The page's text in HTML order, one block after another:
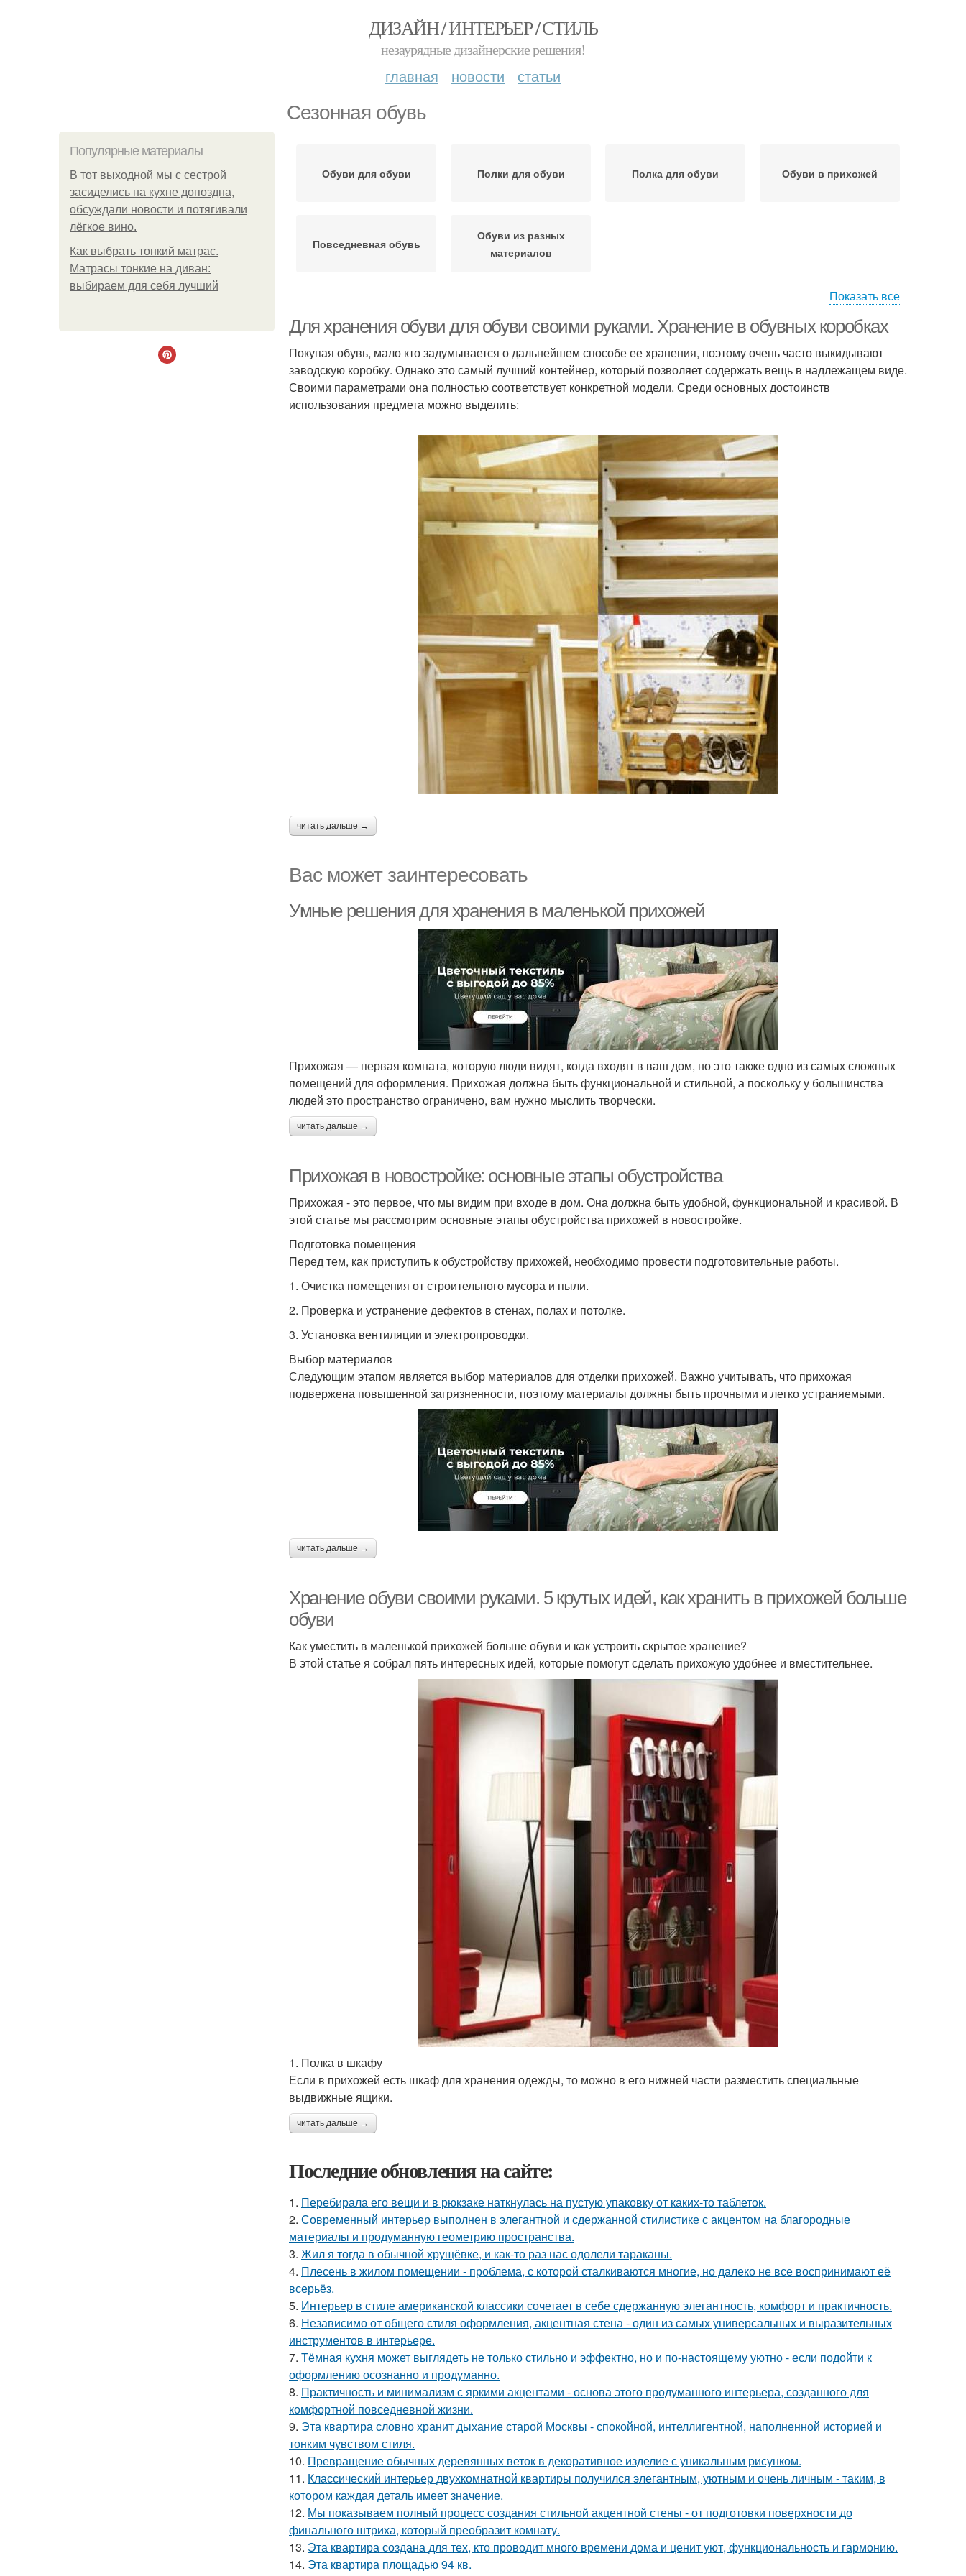
ДИЗАЙН / ИНТЕРЬЕР / СТИЛЬ
незаурядные дизайнерские решения!
главная новости статьи
Сезонная обувь
Популярные материалы
В тот выходной мы с сестрой
засиделись на кухне допоздна,
обсуждали новости и потягивали
лёгкое вино.
Как выбрать тонкий матрас.
Матрасы тонкие на диван:
выбираем для себя лучший
Обуви для обуви Полки для обуви Полка для обуви Обуви в прихожей
Повседневная обувь
Обуви из разных
материалов
Показать все
Для хранения обуви для обуви своими руками. Хранение в обувных коробках
Покупая обувь, мало кто задумывается о дальнейшем способе ее хранения, поэтому очень часто выкидывают
заводскую коробку. Однако это самый лучший контейнер, который позволяет содержать вещь в надлежащем виде.
Своими параметрами она полностью соответствует конкретной модели. Среди основных достоинств
использования предмета можно выделить:
читать дальше →
Вас может заинтересовать
Умные решения для хранения в маленькой прихожей
Прихожая — первая комната, которую люди видят, когда входят в ваш дом, но это также одно из самых сложных
помещений для оформления. Прихожая должна быть функциональной и стильной, а поскольку у большинства
людей это пространство ограничено, вам нужно мыслить творчески.
читать дальше →
Прихожая в новостройке: основные этапы обустройства
Прихожая - это первое, что мы видим при входе в дом. Она должна быть удобной, функциональной и красивой. В
этой статье мы рассмотрим основные этапы обустройства прихожей в новостройке.
Подготовка помещения
Перед тем, как приступить к обустройству прихожей, необходимо провести подготовительные работы.
1. Очистка помещения от строительного мусора и пыли.
2. Проверка и устранение дефектов в стенах, полах и потолке.
3. Установка вентиляции и электропроводки.
Выбор материалов
Следующим этапом является выбор материалов для отделки прихожей. Важно учитывать, что прихожая
подвержена повышенной загрязненности, поэтому материалы должны быть прочными и легко устраняемыми.
читать дальше →
Хранение обуви своими руками. 5 крутых идей, как хранить в прихожей больше
обуви
Как уместить в маленькой прихожей больше обуви и как устроить скрытое хранение?
В этой статье я собрал пять интересных идей, которые помогут сделать прихожую удобнее и вместительнее.
1. Полка в шкафу
Если в прихожей есть шкаф для хранения одежды, то можно в его нижней части разместить специальные
выдвижные ящики.
читать дальше →
Последние обновления на сайте:
1. Перебирала его вещи и в рюкзаке наткнулась на пустую упаковку от каких-то таблеток.
2. Современный интерьер выполнен в элегантной и сдержанной стилистике с акцентом на благородные
материалы и продуманную геометрию пространства.
3. Жил я тогда в обычной хрущёвке, и как-то раз нас одолели тараканы.
4. Плесень в жилом помещении - проблема, с которой сталкиваются многие, но далеко не все воспринимают её
всерьёз.
5. Интерьер в стиле американской классики сочетает в себе сдержанную элегантность, комфорт и практичность.
6. Независимо от общего стиля оформления, акцентная стена - один из самых универсальных и выразительных
инструментов в интерьере.
7. Тёмная кухня может выглядеть не только стильно и эффектно, но и по-настоящему уютно - если подойти к
оформлению осознанно и продуманно.
8. Практичность и минимализм с яркими акцентами - основа этого продуманного интерьера, созданного для
комфортной повседневной жизни.
9. Эта квартира словно хранит дыхание старой Москвы - спокойной, интеллигентной, наполненной историей и
тонким чувством стиля.
10. Превращение обычных деревянных веток в декоративное изделие с уникальным рисунком.
11. Классический интерьер двухкомнатной квартиры получился элегантным, уютным и очень личным - таким, в
котором каждая деталь имеет значение.
12. Мы показываем полный процесс создания стильной акцентной стены - от подготовки поверхности до
финального штриха, который преобразит комнату.
13. Эта квартира создана для тех, кто проводит много времени дома и ценит уют, функциональность и гармонию.
14. Эта квартира площадью 94 кв.